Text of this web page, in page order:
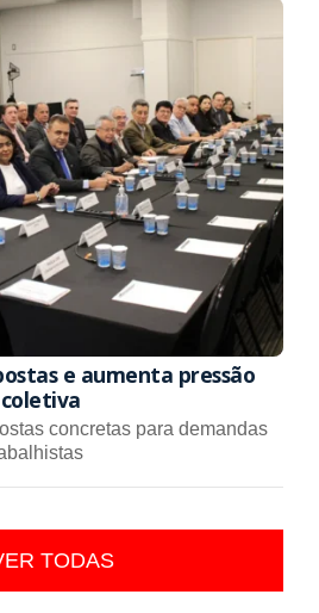
e aumenta pressão
concretas para demandas
TODAS